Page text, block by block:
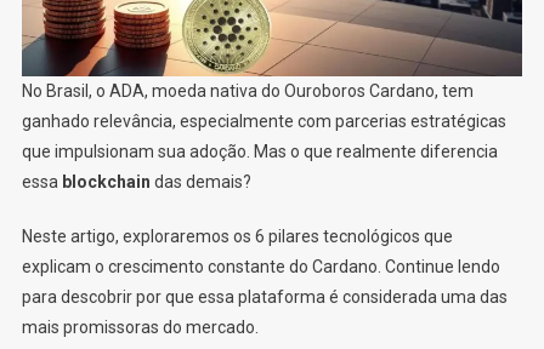
No Brasil, o ADA, moeda nativa do Ouroboros Cardano, tem
ganhado relevância, especialmente com parcerias estratégicas
que impulsionam sua adoção. Mas o que realmente diferencia
essa blockchain das demais?
Neste artigo, exploraremos os 6 pilares tecnológicos que
explicam o crescimento constante do Cardano. Continue lendo
para descobrir por que essa plataforma é considerada uma das
mais promissoras do mercado.